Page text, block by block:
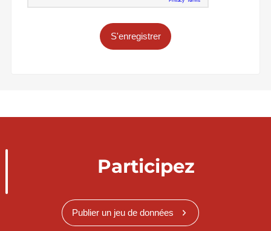
S'enregistrer
Participez
Publier un jeu de données